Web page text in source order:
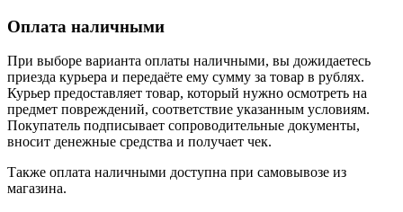
Оплата наличными
При выборе варианта оплаты наличными, вы дожидаетесь
приезда курьера и передаёте ему сумму за товар в рублях.
Курьер предоставляет товар, который нужно осмотреть на
предмет повреждений, соответствие указанным условиям.
Покупатель подписывает сопроводительные документы,
вносит денежные средства и получает чек.
Также оплата наличными доступна при самовывозе из
магазина.